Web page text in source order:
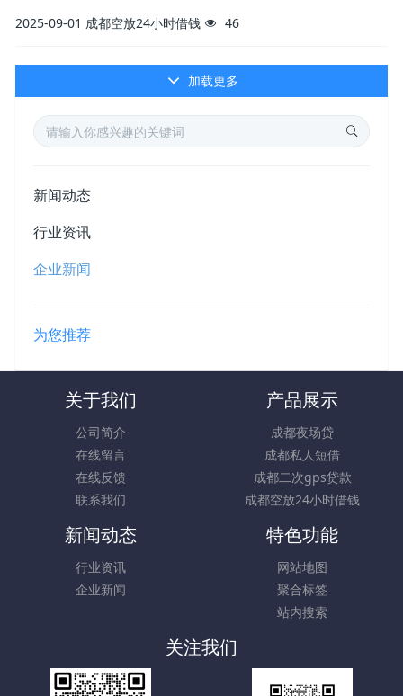
2025-09-01 成都空放24小时借钱 46
加载更多
新闻动态
行业资讯
企业新闻
为您推荐
关于我们
公司简介
在线留言
在线反馈
联系我们
产品展示
成都夜场贷
成都私人短借
成都二次gps贷款
成都空放24小时借钱
新闻动态
行业资讯
企业新闻
特色功能
网站地图
聚合标签
站内搜索
关注我们